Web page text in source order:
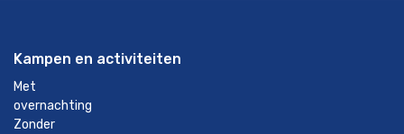
Kampen en activiteiten
Met
overnachting
Zonder